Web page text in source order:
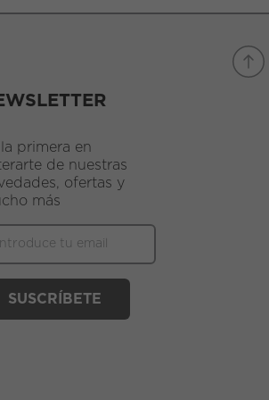
la primera en
de nuestras
ofertas y
más